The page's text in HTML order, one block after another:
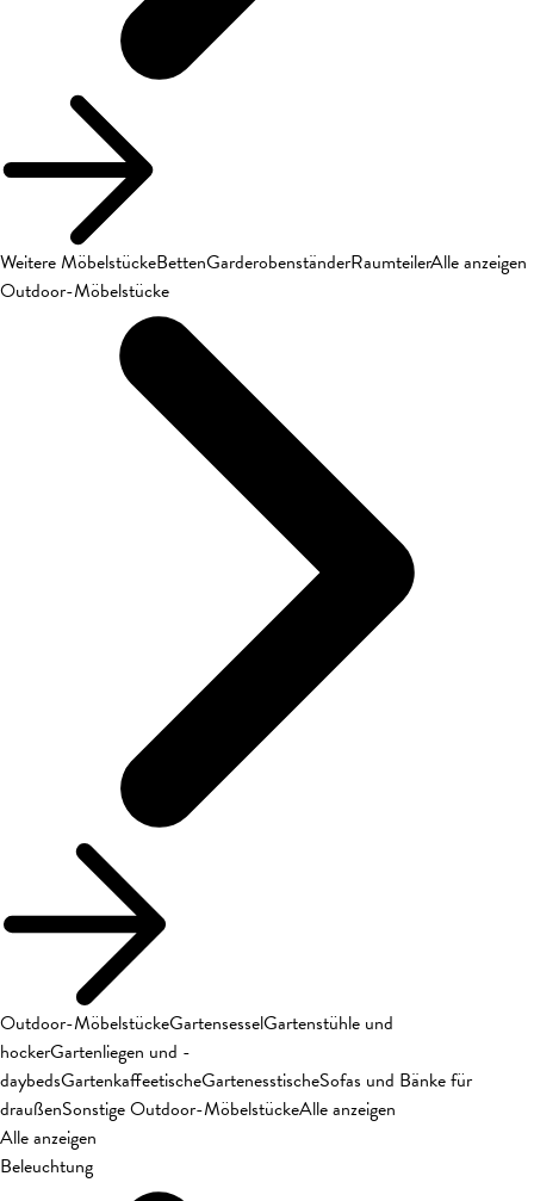
Weitere MöbelstückeBettenGarderobenständerRaumteilerAlle anzeigen
Outdoor-Möbelstücke
Outdoor-MöbelstückeGartensesselGartenstühle und
hockerGartenliegen und -
daybedsGartenkaffeetischeGartenesstischeSofas und Bänke für
draußenSonstige Outdoor-MöbelstückeAlle anzeigen
Alle anzeigen
Beleuchtung